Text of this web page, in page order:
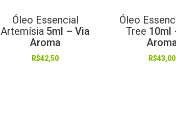
Óleo Essencial
Artemísia 5ml – Via
Aroma
R$42,50
Óleo
Tree 10ml
R$43,00